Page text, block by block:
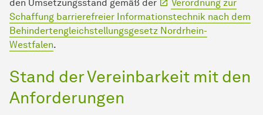
den Umsetzungsstand gemäß der
Verordnung zur
Schaffung barrierefreier In­for­ma­ti­ons­tech­nik nach dem
Behindertengleichstellungsgesetz Nordrhein-
Westfalen.
Stand der Vereinbarkeit mit den
Anforderungen